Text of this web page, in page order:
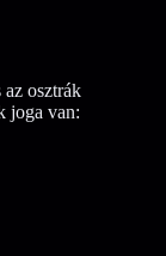
osztrák
joga van: